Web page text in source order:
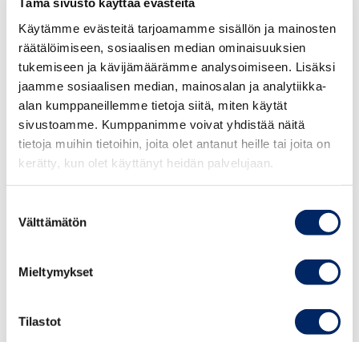
Käytämme evästeitä tarjoamamme sisällön ja mainosten
räätälöimiseen, sosiaalisen median ominaisuuksien
tukemiseen ja kävijämäärämme analysoimiseen. Lisäksi
jaamme sosiaalisen median, mainosalan ja analytiikka-
alan kumppaneillemme tietoja siitä, miten käytät
sivustoamme. Kumppanimme voivat yhdistää näitä
tietoja muihin tietoihin, joita olet antanut heille tai joita on
kerätty, kun olet käyttänyt heidän palvelujaan.
valinta
Välttämätön
Mieltymykset
Tilastot
Time: 24
November 2022 at 16.00 – 17.30
Helsinki time
Place: Microsoft Teams
Registration: The event is free of charge but
needs registration by 22
ndNovember 2022
2022.
Free trade zones are typically areas within
reconfigured, handled and reexported without
any customs. Companies can enjoy different